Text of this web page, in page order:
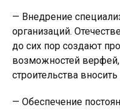
— Внедрение
организаций.
до сих пор создают
возможностей
строительства
— Обеспечение